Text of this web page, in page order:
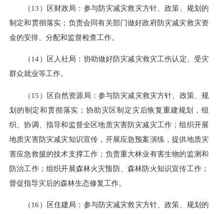
（13）区财政局：参与防灾减灾救灾方针、政策、规划的
制定和贯彻落实；负责会同有关部门做好政府防灾减灾救灾资
金的安排、分配和监督检查工作。
（14）区人社局：协助做好防灾减灾救灾工伤认定、受灾
群众就业等工作。
（15）区自然资源局：参与防灾减灾救灾方针、政策、规
划的制定和贯彻落实；协助灾区制定灾后恢复重建规划，组
织、协调、指导和监督全区地质灾害防灾减灾工作；组织开展
地质灾害防灾减灾知识宣传，开展应急预案演练，提供地质灾
害应急救援的技术支撑工作；负责重大林业有害生物的监测和
防治工作；组织开展森林火灾预防、森林防火知识宣传工作；
督促指导灾后的森林生态修复工作。
（16）区住建局：参与防灾减灾救灾方针、政策、规划的